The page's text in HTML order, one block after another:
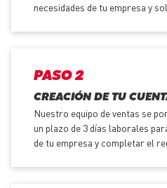
necesidades de tu empresa y
PASO 2
CREACIÓN DE TU
Nuestro equipo de ventas se
un plazo de 3 días laborales
de tu empresa y completar el